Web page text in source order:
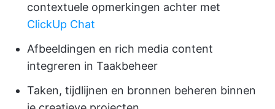
contextuele opmerkingen achter met
ClickUp Chat
Afbeeldingen en rich media content
integreren in Taakbeheer
Taken, tijdlijnen en bronnen beheren binnen